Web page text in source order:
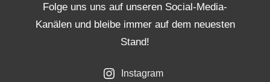
Folge uns uns auf unseren Social-Media-
Kanälen und bleibe immer auf dem neuesten
Stand!
Instagram